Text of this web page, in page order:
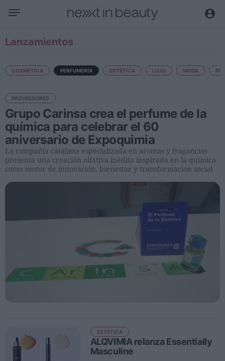
Negocio
Actualidad
Nombramientos
Entrevistas a directivos
Tendencias
Internacional
Moda y Lujo
Estética
Perfumería
Lanzamientos
COSMÉTICA PERFUMERÍA ESTÉTICA LUJO MODA
Grupo Carinsa crea el perfume de la
química para celebrar el 60
aniversario de Expoquimia
PROVEEDORES
La compañía catalana especializada en aromas y fragancias
presenta una creación olfativa inédita inspirada en la química
como motor de innovación, bienestar y transformación social
ALQVIMIA relanza Essentially
Masculine
ESTÉTICA